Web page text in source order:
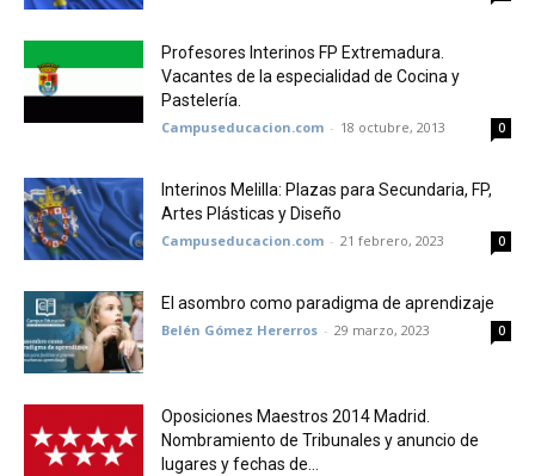
Profesores Interinos FP Extremadura.
Vacantes de la especialidad de Cocina y
Pastelería.
Campuseducacion.com - 18 octubre, 2013 0
Interinos Melilla: Plazas para Secundaria, FP,
Artes Plásticas y Diseño
Campuseducacion.com - 21 febrero, 2023 0
El asombro como paradigma de aprendizaje
Belén Gómez Hererros - 29 marzo, 2023 0
Oposiciones Maestros 2014 Madrid.
Nombramiento de Tribunales y anuncio de
lugares y fechas de...